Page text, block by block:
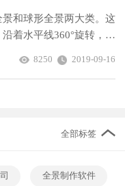
和球形全景两大类。这
着水平线360°旋转，向
2019-09-16
8250
全部标签
全景制作软件